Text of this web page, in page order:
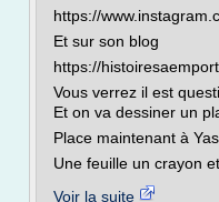
https://
Et sur son blog
https://
Vous verrez il est
Et on va dessiner un
Place maintenant à
Une feuille un crayon
Voir la suite